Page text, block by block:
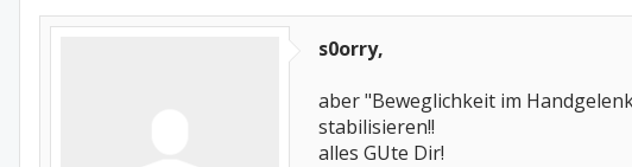
s0orry,
aber "Beweglichkeit im
stabilisieren!!
alles GUte Dir!